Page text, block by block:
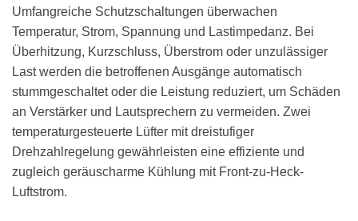
Umfangreiche Schutzschaltungen überwachen
Temperatur, Strom, Spannung und Lastimpedanz. Bei
Überhitzung, Kurzschluss, Überstrom oder unzulässiger
Last werden die betroffenen Ausgänge automatisch
stummgeschaltet oder die Leistung reduziert, um Schäden
an Verstärker und Lautsprechern zu vermeiden. Zwei
temperaturgesteuerte Lüfter mit dreistufiger
Drehzahlregelung gewährleisten eine effiziente und
zugleich geräuscharme Kühlung mit Front-zu-Heck-
Luftstrom.